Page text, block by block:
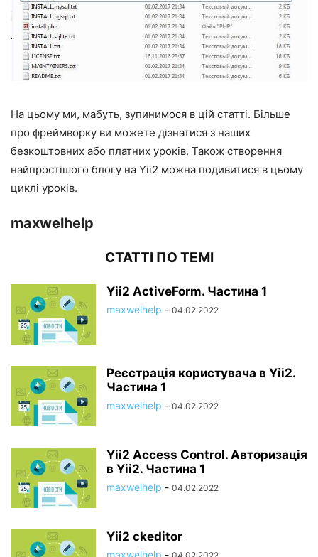
На цьому ми, мабуть, зупинимося в цій статті. Більше
про фреймворку ви можете дізнатися з наших
безкоштовних або платних уроків. Також створення
найпростішого блогу на Yii2 можна подивитися в цьому
циклі уроків.
maxwelhelp
СТАТТІ ПО ТЕМІ
Yii2 ActiveForm. Частина 1
maxwelhelp - 04.02.2022
Реєстрація користувача в Yii2.
Частина 1
maxwelhelp - 04.02.2022
Yii2 Access Control. Авторизація
в Yii2. Частина 1
maxwelhelp - 04.02.2022
Yii2 ckeditor